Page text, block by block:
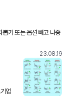
뽑기 또는 옵션 빼고 나중
각하시나요?
23.08.19